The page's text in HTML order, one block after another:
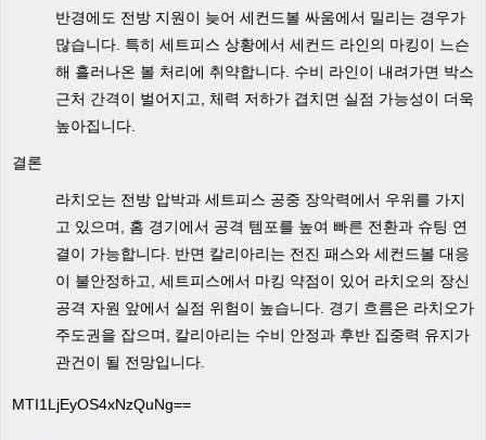
반경에도 전방 지원이 늦어 세컨드볼 싸움에서 밀리는 경우가
많습니다. 특히 세트피스 상황에서 세컨드 라인의 마킹이 느슨
해 흘러나온 볼 처리에 취약합니다. 수비 라인이 내려가면 박스
근처 간격이 벌어지고, 체력 저하가 겹치면 실점 가능성이 더욱
높아집니다.
결론
라치오는 전방 압박과 세트피스 공중 장악력에서 우위를 가지
고 있으며, 홈 경기에서 공격 템포를 높여 빠른 전환과 슈팅 연
결이 가능합니다. 반면 칼리아리는 전진 패스와 세컨드볼 대응
이 불안정하고, 세트피스에서 마킹 약점이 있어 라치오의 장신
공격 자원 앞에서 실점 위험이 높습니다. 경기 흐름은 라치오가
주도권을 잡으며, 칼리아리는 수비 안정과 후반 집중력 유지가
관건이 될 전망입니다.
MTI1LjEyOS4xNzQuNg==